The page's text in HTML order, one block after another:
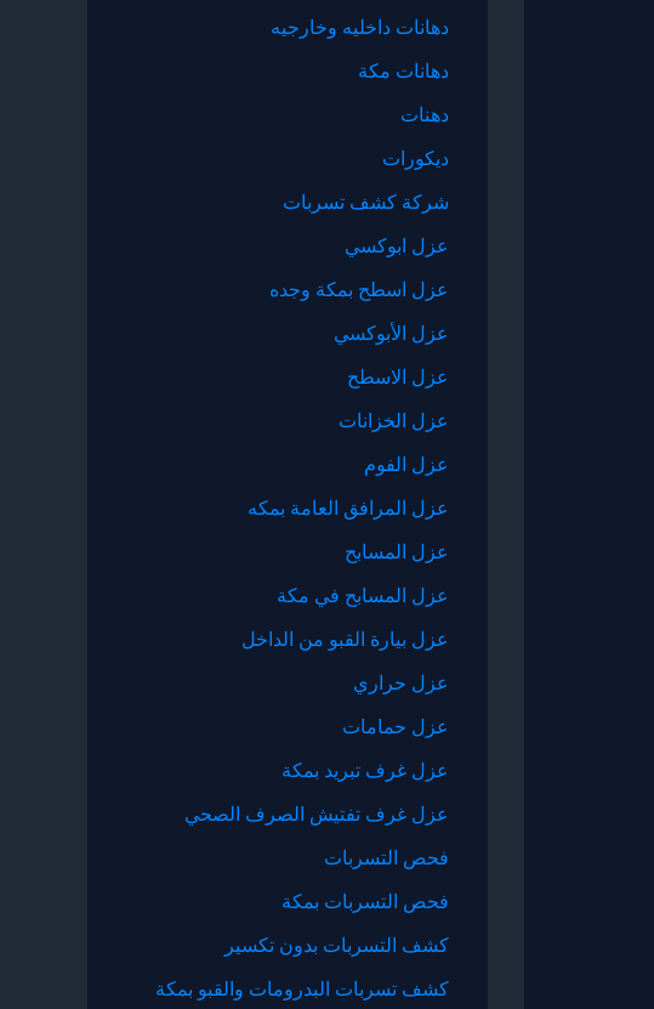
دهانات داخليه وخارجيه
دهانات مكة
دهنات
ديكورات
شركة كشف تسربات
عزل ابوكسي
عزل اسطح بمكة وجده
عزل الأبوكسي
عزل الاسطح
عزل الخزانات
عزل الفوم
عزل المرافق العامة بمكه
عزل المسابح
عزل المسابح في مكة
عزل بيارة القبو من الداخل
عزل حراري
عزل حمامات
عزل غرف تبريد بمكة
عزل غرف تفتيش الصرف الصحي
فحص التسربات
فحص التسربات بمكة
كشف التسربات بدون تكسير
كشف تسربات البدرومات والقبو بمكة